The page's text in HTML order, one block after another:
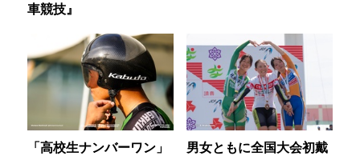
車競技』
「高校生ナンバーワン」
男女ともに全国大会初戴